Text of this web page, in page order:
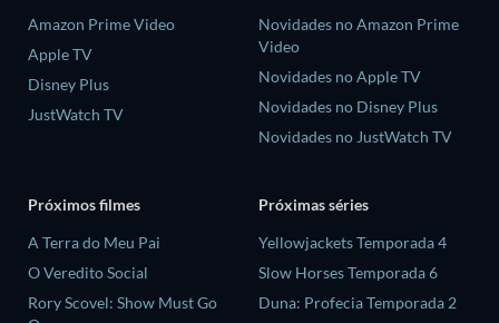
Amazon Prime Video
Apple TV
Disney Plus
JustWatch TV
Novidades no Amazon Prime
Video
Novidades no Apple TV
Novidades no Disney Plus
Novidades no JustWatch TV
Próximos filmes
A Terra do Meu Pai
O Veredito Social
Rory Scovel: Show Must Go
Próximas séries
Yellowjackets Temporada 4
Slow Horses Temporada 6
Duna: Profecia Temporada 2